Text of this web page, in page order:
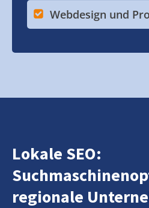
Webdesign und
Lokale SEO:
regionale